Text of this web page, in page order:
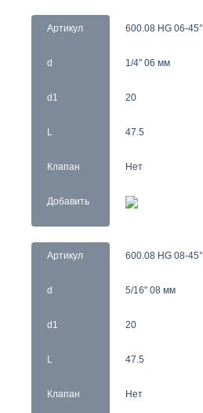
Артикул
d
d1
L
Клапан
Добавить
600.08 HG 06-45°
1/4" 06 мм
20
47.5
Нет
Артикул
d
d1
L
Клапан
600.08 HG 08-45°
5/16" 08 мм
20
47.5
Нет